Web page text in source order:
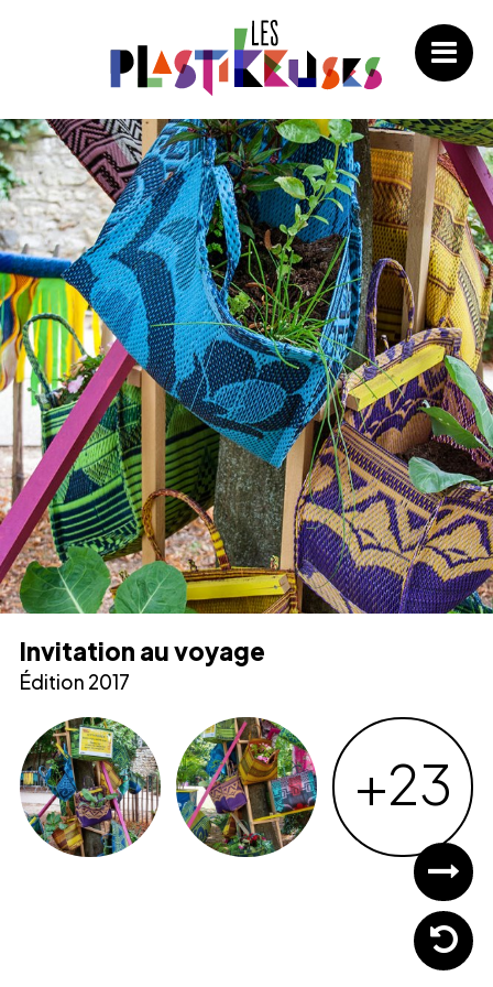
Invitation au voyage
Édition 2017
+23